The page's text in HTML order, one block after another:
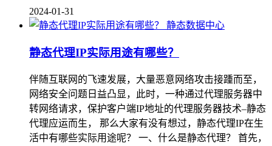
2024-01-31
静态数据中心
静态代理IP实际用途有哪些？
伴随互联网的飞速发展，大量恶意网络攻击接踵而至，
网络安全问题日益凸显，此时，一种通过代理服务器中
转网络请求，保护客户端IP地址的代理服务器技术–静态
代理应运而生， 那么大家有没有想过，静态代理IP在生
活中有哪些实际用途呢？ 一、什么是静态代理？ 首先，